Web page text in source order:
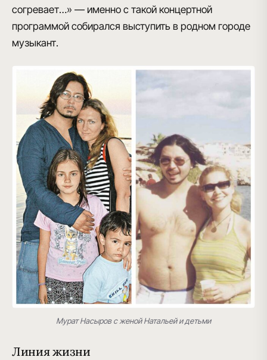
согревает…» — именно с такой концертной
программой собирался выступить в родном городе
музыкант.
Мурат Насыров с женой Натальей и детьми
Линия жизни